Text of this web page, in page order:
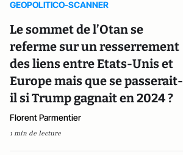
GEOPOLITICO-SCANNER
Le sommet de l’Otan se
referme sur un resserrement
des liens entre Etats-Unis et
Europe mais que se passerait-
il si Trump gagnait en 2024 ?
Florent Parmentier
1 min de lecture